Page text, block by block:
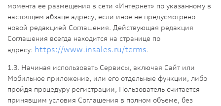
момента ее размещения в сети «Интернет» по указанному в
настоящем абзаце адресу, если иное не предусмотрено
новой редакцией Соглашения. Действующая редакция
Соглашения всегда находится на странице по
адресу: https://www.insales.ru/terms.
1.3. Начиная использовать Сервисы, включая Сайт или
Мобильное приложение, или его отдельные функции, либо
пройдя процедуру регистрации, Пользователь считается
принявшим условия Соглашения в полном объеме, без